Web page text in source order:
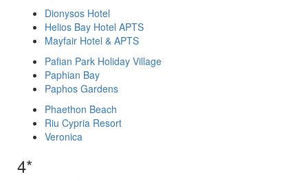
Dionysos Hotel
Helios Bay Hotel APTS
Mayfair Hotel & APTS
Pafian Park Holiday Village
Paphian Bay
Paphos Gardens
Phaethon Beach
Riu Cypria Resort
Veronica
4*